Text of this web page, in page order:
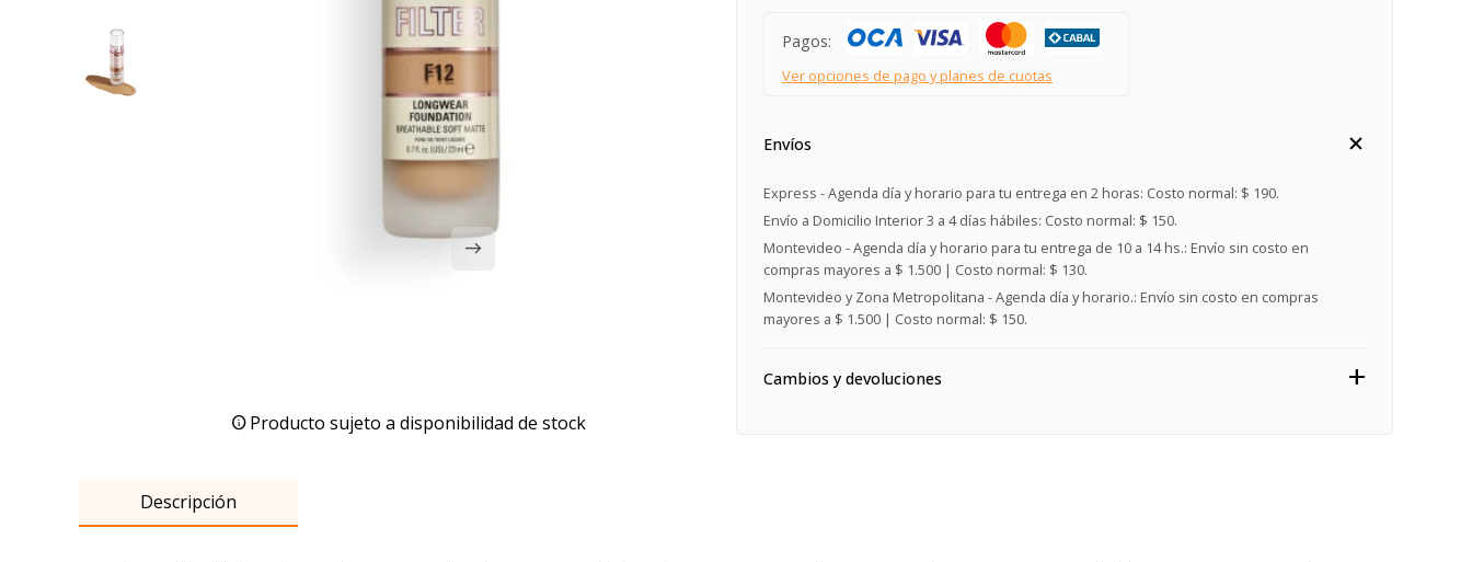
Producto sujeto a disponibilidad de stock
Pagos:
Ver opciones de pago y planes de cuotas
Envíos
Express - Agenda día y horario para tu entrega en 2 horas: Costo normal: $ 190.
Envío a Domicilio Interior 3 a 4 días hábiles: Costo normal: $ 150.
Montevideo - Agenda día y horario para tu entrega de 10 a 14 hs.: Envío sin costo en
compras mayores a $ 1.500 | Costo normal: $ 130.
Montevideo y Zona Metropolitana - Agenda día y horario.: Envío sin costo en compras
mayores a $ 1.500 | Costo normal: $ 150.
Cambios y devoluciones
Descripción